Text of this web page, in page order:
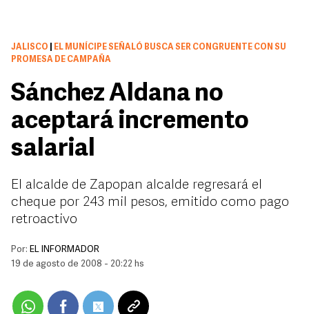
JALISCO
EL MUNÍCIPE SEÑALÓ BUSCA SER CONGRUENTE CON SU
PROMESA DE CAMPAÑA
Sánchez Aldana no
aceptará incremento
salarial
El alcalde de Zapopan alcalde regresará el
cheque por 243 mil pesos, emitido como pago
retroactivo
Por: EL INFORMADOR
19 de agosto de 2008 - 20:22 hs